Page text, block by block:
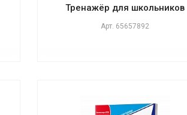
Тренажёр для школьников
Арт. 65657892